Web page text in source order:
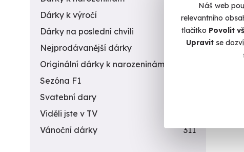
Náš web
relevantního
tlačítko Povolit
Upravitse
2 290
Volný
Dárky k výročí
294
Dárky na poslední chvíli
450
Nejprodávanější dárky
56
Originální dárky k narozeninám
Sezóna F1
Svatební dary
Viděli jste v TV
Vánoční dárky
311